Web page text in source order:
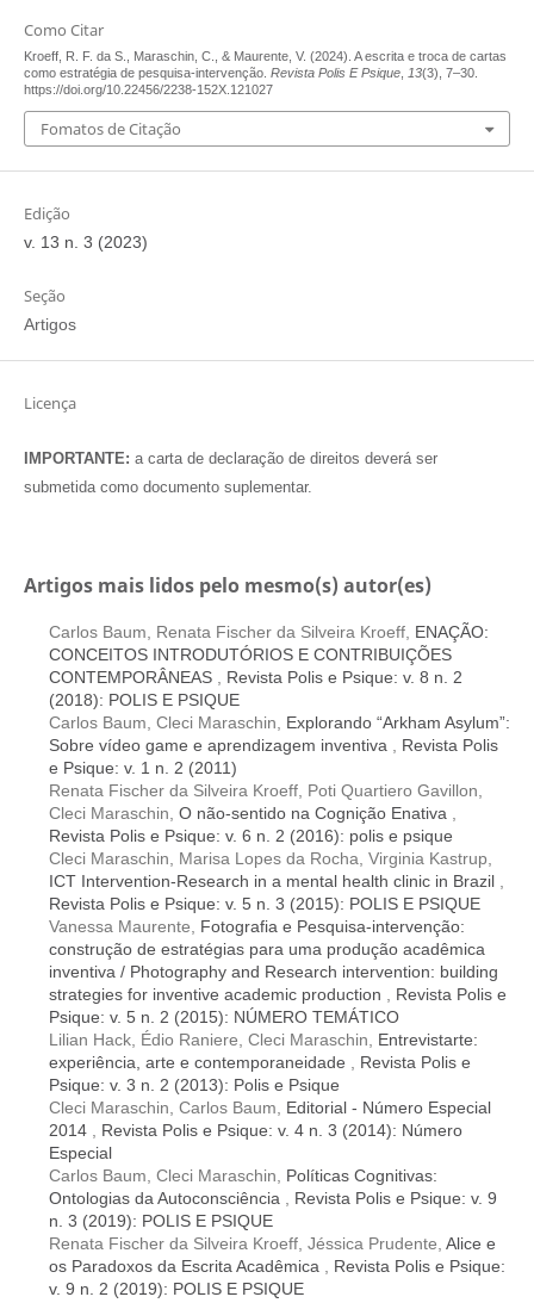
Como Citar
Kroeff, R. F. da S., Maraschin, C., & Maurente, V. (2024). A escrita e troca de cartas
como estratégia de pesquisa-intervenção. Revista Polis E Psique, 13(3), 7–30.
https://doi.org/10.22456/2238-152X.121027
Fomatos de Citação
Edição
v. 13 n. 3 (2023)
Seção
Artigos
Licença
IMPORTANTE: a carta de declaração de direitos deverá ser
submetida como documento suplementar.
Artigos mais lidos pelo mesmo(s) autor(es)
Carlos Baum, Renata Fischer da Silveira Kroeff, ENAÇÃO:
CONCEITOS INTRODUTÓRIOS E CONTRIBUIÇÕES
CONTEMPORÂNEAS
Revista Polis e Psique: v. 8 n. 2
(2018): POLIS E PSIQUE
Carlos Baum, Cleci Maraschin, Explorando “Arkham Asylum”:
Sobre vídeo game e aprendizagem inventiva
Revista Polis
e Psique: v. 1 n. 2 (2011)
Renata Fischer da Silveira Kroeff, Poti Quartiero Gavillon,
Cleci Maraschin, O não-sentido na Cognição Enativa
Revista Polis e Psique: v. 6 n. 2 (2016): polis e psique
Cleci Maraschin, Marisa Lopes da Rocha, Virginia Kastrup,
ICT Intervention-Research in a mental health clinic in Brazil
Revista Polis e Psique: v. 5 n. 3 (2015): POLIS E PSIQUE
Vanessa Maurente, Fotografia e Pesquisa-intervenção:
construção de estratégias para uma produção acadêmica
inventiva / Photography and Research intervention: building
strategies for inventive academic production
Revista Polis e
Psique: v. 5 n. 2 (2015): NÚMERO TEMÁTICO
Lilian Hack, Édio Raniere, Cleci Maraschin, Entrevistarte:
experiência, arte e contemporaneidade
Revista Polis e
Psique: v. 3 n. 2 (2013): Polis e Psique
Cleci Maraschin, Carlos Baum, Editorial - Número Especial
2014
Revista Polis e Psique: v. 4 n. 3 (2014): Número
Especial
Carlos Baum, Cleci Maraschin, Políticas Cognitivas:
Ontologias da Autoconsciência
Revista Polis e Psique: v. 9
n. 3 (2019): POLIS E PSIQUE
Renata Fischer da Silveira Kroeff, Jéssica Prudente, Alice e
os Paradoxos da Escrita Acadêmica
Revista Polis e Psique:
v. 9 n. 2 (2019): POLIS E PSIQUE